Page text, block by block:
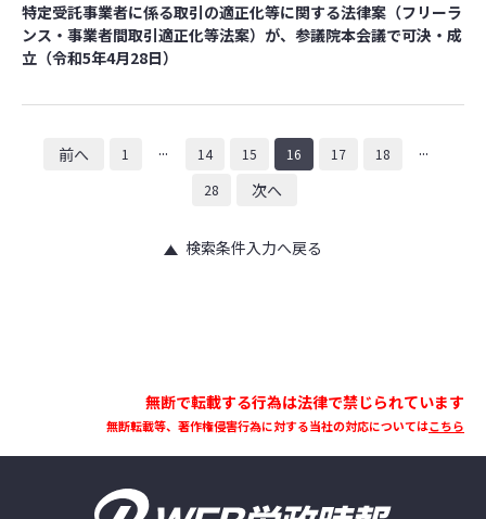
特定受託事業者に係る取引の適正化等に関する法律案（フリーラ
ンス・事業者間取引適正化等法案）が、参議院本会議で可決・成
立（令和5年4月28日）
前へ 1 ... 14 15 16 17 18 ...
28 次へ
検索条件入力へ戻る
無断で転載する行為は法律で禁じられています
無断転載等、著作権侵害行為に対する当社の対応についてはこちら